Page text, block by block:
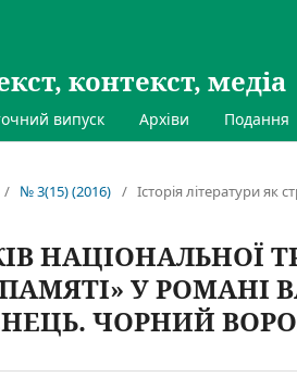
контекст, медіа
випуск Архіви Подання
/ № 3(15) (2016) / Історія літератури як
НАЦІОНАЛЬНОЇ
У РОМАНІ
ЧОРНИЙ